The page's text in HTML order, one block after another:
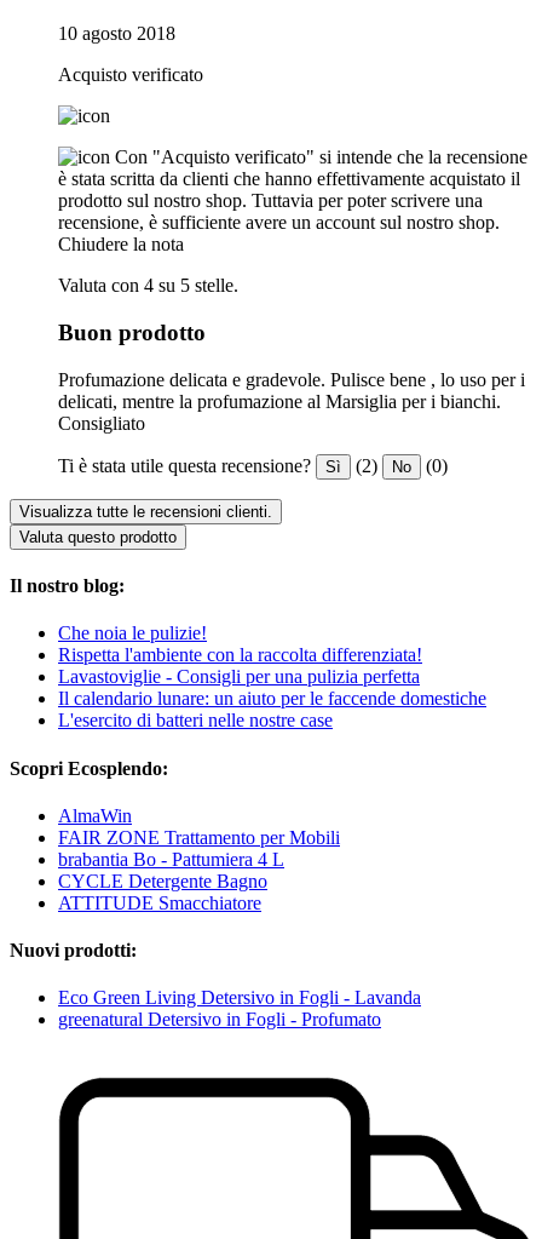
10 agosto 2018
Acquisto verificato
Con "Acquisto verificato" si intende che la recensione
è stata scritta da clienti che hanno effettivamente acquistato il
prodotto sul nostro shop. Tuttavia per poter scrivere una
recensione, è sufficiente avere un account sul nostro shop.
Chiudere la nota
Valuta con 4 su 5 stelle.
Buon prodotto
Profumazione delicata e gradevole. Pulisce bene , lo uso per i
delicati, mentre la profumazione al Marsiglia per i bianchi.
Consigliato
Ti è stata utile questa recensione? Sì (2) No (0)
Visualizza tutte le recensioni clienti.
Valuta questo prodotto
Il nostro blog:
Che noia le pulizie!
Rispetta l'ambiente con la raccolta differenziata!
Lavastoviglie - Consigli per una pulizia perfetta
Il calendario lunare: un aiuto per le faccende domestiche
L'esercito di batteri nelle nostre case
Scopri Ecosplendo:
AlmaWin
FAIR ZONE Trattamento per Mobili
brabantia Bo - Pattumiera 4 L
CYCLE Detergente Bagno
ATTITUDE Smacchiatore
Nuovi prodotti:
Eco Green Living Detersivo in Fogli - Lavanda
greenatural Detersivo in Fogli - Profumato